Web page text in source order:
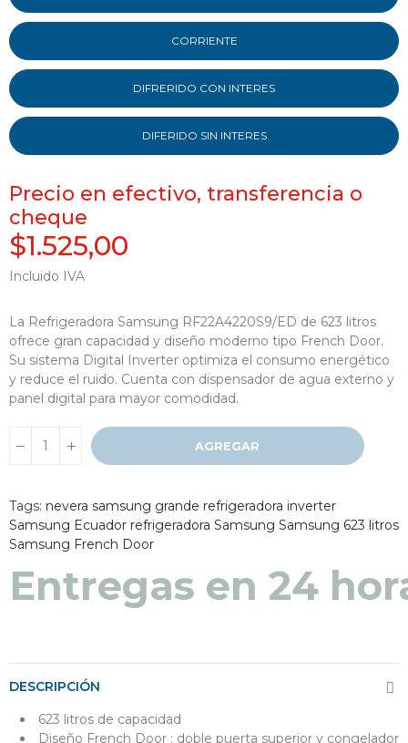
CORRIENTE
DIFRERIDO CON INTERES
DIFERIDO SIN INTERES
Precio en efectivo, transferencia o
cheque
$1.525,00
Incluido IVA
La Refrigeradora Samsung RF22A4220S9/ED de 623 litros
ofrece gran capacidad y diseño moderno tipo French Door.
Su sistema Digital Inverter optimiza el consumo energético
y reduce el ruido. Cuenta con dispensador de agua externo y
panel digital para mayor comodidad.
AGREGAR
Tags: nevera samsung grande refrigeradora inverter
Samsung Ecuador refrigeradora Samsung Samsung 623 litros
Samsung French Door
Entregas en 24
DESCRIPCIÓN
623 litros de capacidad
Diseño French Door : doble puerta superior y congelador